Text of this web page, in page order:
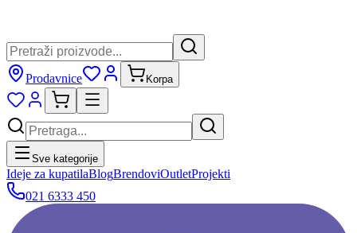
Prodavnice Korpa
Sve kategorije
Ideje za kupatilaBlogBrendoviOutletProjekti
021 6333 450